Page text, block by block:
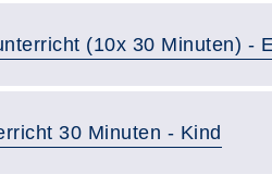
(10x 30 Minuten) -
30 Minuten - Kind